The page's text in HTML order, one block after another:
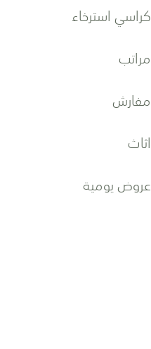
كراسي استرخاء
مراتب
مفارش
اثاث
عروض يومية